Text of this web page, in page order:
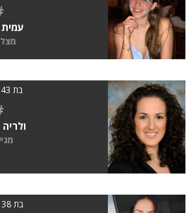
עמית
בת 43 | 169
ולריה
בת 38 | 1.81